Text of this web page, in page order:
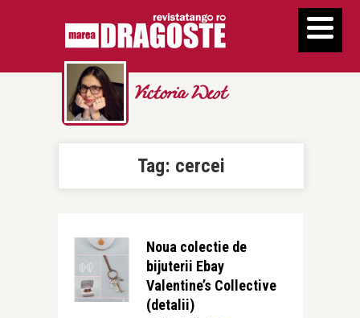
Victoria West
Tag: cercei
Noua colectie de
bijuterii Ebay
Valentine’s Collective
(detalii)